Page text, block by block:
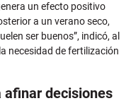
un efecto positivo
a un verano seco,
ser buenos”, indicó, al
necesidad de fertilización
afinar decisiones